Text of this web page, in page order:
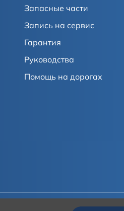
Запасные части
Запись на сервис
Гарантия
Руководства
Помощь на дорогах